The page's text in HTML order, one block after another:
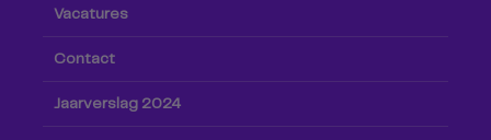
Vacatures
Contact
Jaarverslag 2024